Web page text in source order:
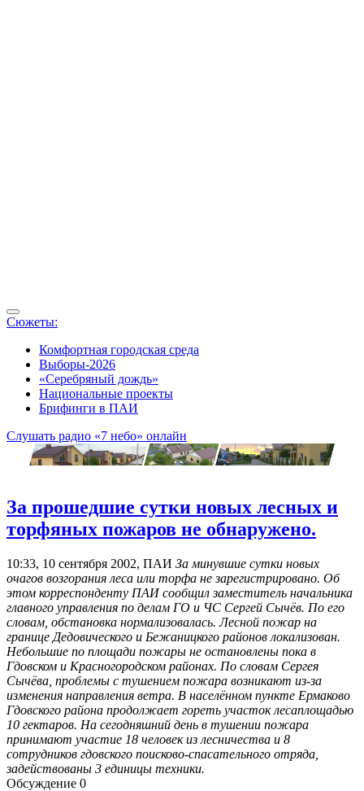
Сюжеты:
Комфортная городская среда
Выборы-2026
«Серебряный дождь»
Национальные проекты
Брифинги в ПАИ
Слушать радио «7 небо» онлайн
За прошедшие сутки новых лесных и
торфяных пожаров не обнаружено.
10:33, 10 сентября 2002, ПАИ За минувшие сутки новых
очагов возгорания леса или торфа не зарегистрировано. Об
этом корреспонденту ПАИ сообщил заместитель начальника
главного управления по делам ГО и ЧС Сергей Сычёв. По его
словам, обстановка нормализовалась. Лесной пожар на
границе Дедовического и Бежаницкого районов локализован.
Небольшие по площади пожары не остановлены пока в
Гдовском и Красногородском районах. По словам Сергея
Сычёва, проблемы с тушением пожара возникают из-за
изменения направления ветра. В населённом пункте Ермаково
Гдовского района продолжает гореть участок лесаплощадью
10 гектаров. На сегодняшний день в тушении пожара
принимают участие 18 человек из лесничества и 8
сотрудников гдовского поисково-спасательного отряда,
задействованы 3 единицы техники.
Обсуждение 0